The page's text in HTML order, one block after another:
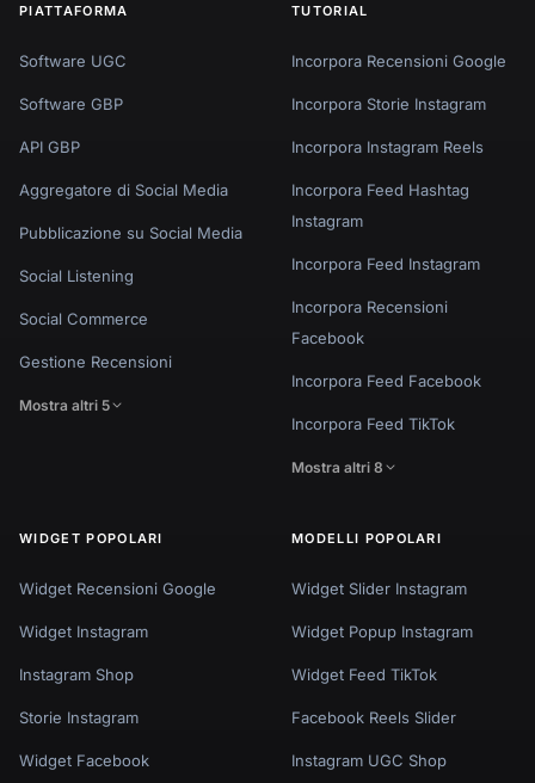
PIATTAFORMA
Software UGC
Software GBP
API GBP
Aggregatore di Social Media
Pubblicazione su Social Media
Social Listening
Social Commerce
Gestione Recensioni
Mostra altri 5
TUTORIAL
Incorpora Recensioni Google
Incorpora Storie Instagram
Incorpora Instagram Reels
Incorpora Feed Hashtag
Instagram
Incorpora Feed Instagram
Incorpora Recensioni
Facebook
Incorpora Feed Facebook
Incorpora Feed TikTok
Mostra altri 8
WIDGET POPOLARI
Widget Recensioni Google
Widget Instagram
Instagram Shop
Storie Instagram
Widget Facebook
MODELLI POPOLARI
Widget Slider Instagram
Widget Popup Instagram
Widget Feed TikTok
Facebook Reels Slider
Instagram UGC Shop